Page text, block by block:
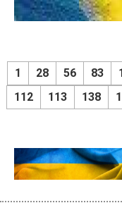
1 28 56 83
112
113 138